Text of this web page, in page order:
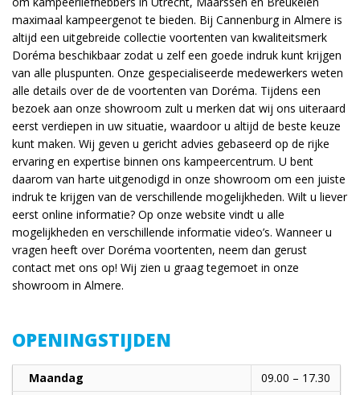
maximaal kampeergenot te bieden. Bij Cannenburg in Almere is
altijd een uitgebreide collectie voortenten van kwaliteitsmerk
Doréma beschikbaar zodat u zelf een goede indruk kunt krijgen
van alle pluspunten. Onze gespecialiseerde medewerkers weten
alle details over de de voortenten van Doréma. Tijdens een
bezoek aan onze showroom zult u merken dat wij ons uiteraard
eerst verdiepen in uw situatie, waardoor u altijd de beste keuze
kunt maken. Wij geven u gericht advies gebaseerd op de rijke
ervaring en expertise binnen ons kampeercentrum. U bent
daarom van harte uitgenodigd in onze showroom om een juiste
indruk te krijgen van de verschillende mogelijkheden. Wilt u liever
eerst online informatie? Op onze website vindt u alle
mogelijkheden en verschillende informatie video’s. Wanneer u
vragen heeft over Doréma voortenten, neem dan gerust
contact met ons op! Wij zien u graag tegemoet in onze
showroom in Almere.
OPENINGSTIJDEN
Maandag
09.00 – 17.30